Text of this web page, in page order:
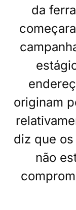
da
originam
diz que
não